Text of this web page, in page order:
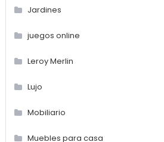
Jardines
juegos online
Leroy Merlin
Lujo
Mobiliario
Muebles para casa